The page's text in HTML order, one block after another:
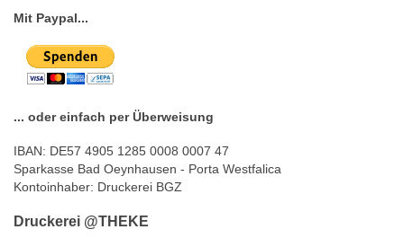
Mit Paypal...
... oder einfach per Überweisung
IBAN: DE57 4905 1285 0008 0007 47
Sparkasse Bad Oeynhausen - Porta Westfalica
Kontoinhaber: Druckerei BGZ
Druckerei @THEKE